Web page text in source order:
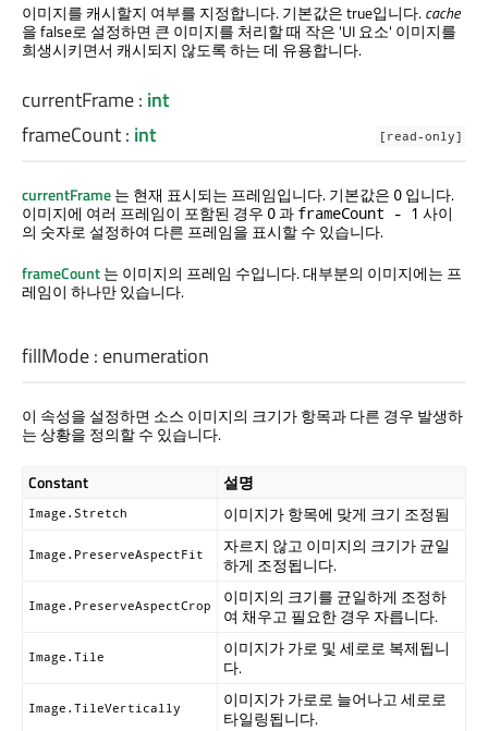
이미지를 캐시할지 여부를 지정합니다. 기본값은 true입니다.cache
을 false로 설정하면 큰 이미지를 처리할 때 작은 'UI 요소' 이미지를
희생시키면서 캐시되지 않도록 하는 데 유용합니다.
currentFrame: int
frameCount: int [read-only]
currentFrame는 현재 표시되는 프레임입니다. 기본값은 0 입니다.
이미지에 여러 프레임이 포함된 경우 0과 frameCount - 1 사이
의 숫자로 설정하여 다른 프레임을 표시할 수 있습니다.
frameCount는 이미지의 프레임 수입니다. 대부분의 이미지에는 프
레임이 하나만 있습니다.
fillMode: enumeration
이 속성을 설정하면 소스 이미지의 크기가 항목과 다른 경우 발생하
는 상황을 정의할 수 있습니다.
Constant 설명
Image.Stretch 이미지가 항목에 맞게 크기 조정됨
Image.PreserveAspectFit
자르지 않고 이미지의 크기가 균일
하게 조정됩니다.
Image.PreserveAspectCrop
이미지의 크기를 균일하게 조정하
여 채우고 필요한 경우 자릅니다.
Image.Tile
이미지가 가로 및 세로로 복제됩니
다.
Image.TileVertically
이미지가 가로로 늘어나고 세로로
타일링됩니다.